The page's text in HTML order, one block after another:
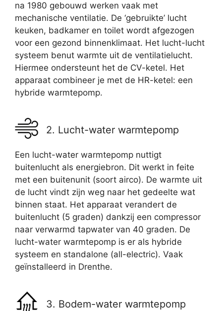
na 1980 gebouwd werken vaak met
mechanische ventilatie. De ‘gebruikte’ lucht
keuken, badkamer en toilet wordt afgezogen
voor een gezond binnenklimaat. Het lucht-lucht
systeem benut warmte uit de ventilatielucht.
Hiermee ondersteunt het de CV-ketel. Het
apparaat combineer je met de HR-ketel: een
hybride warmtepomp.
2. Lucht-water warmtepomp
Een lucht-water warmtepomp nuttigt
buitenlucht als energiebron. Dit werkt in feite
met een buitenunit (soort airco). De warmte uit
de lucht vindt zijn weg naar het gedeelte wat
binnen staat. Het apparaat verandert de
buitenlucht (5 graden) dankzij een compressor
naar verwarmd tapwater van 40 graden. De
lucht-water warmtepomp is er als hybride
systeem en standalone (all-electric). Vaak
geïnstalleerd in Drenthe.
3. Bodem-water warmtepomp